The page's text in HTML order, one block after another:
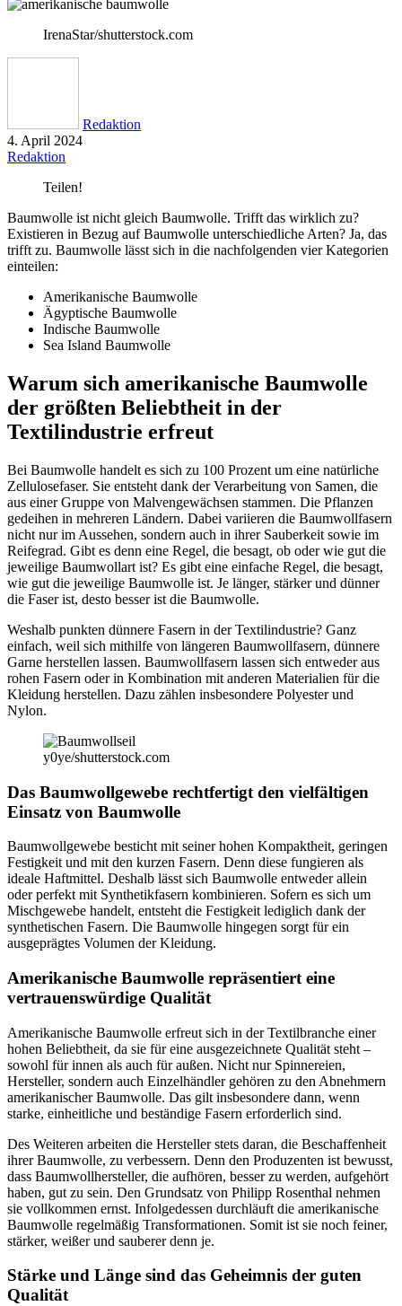
IrenaStar/shutterstock.com
Redaktion
4. April 2024
Redaktion
Teilen!
Baumwolle ist nicht gleich Baumwolle. Trifft das wirklich zu?
Existieren in Bezug auf Baumwolle unterschiedliche Arten? Ja, das
trifft zu. Baumwolle lässt sich in die nachfolgenden vier Kategorien
einteilen:
Amerikanische Baumwolle
Ägyptische Baumwolle
Indische Baumwolle
Sea Island Baumwolle
Warum sich amerikanische Baumwolle
der größten Beliebtheit in der
Textilindustrie erfreut
Bei Baumwolle handelt es sich zu 100 Prozent um eine natürliche
Zellulosefaser. Sie entsteht dank der Verarbeitung von Samen, die
aus einer Gruppe von Malvengewächsen stammen. Die Pflanzen
gedeihen in mehreren Ländern. Dabei variieren die Baumwollfasern
nicht nur im Aussehen, sondern auch in ihrer Sauberkeit sowie im
Reifegrad. Gibt es denn eine Regel, die besagt, ob oder wie gut die
jeweilige Baumwollart ist? Es gibt eine einfache Regel, die besagt,
wie gut die jeweilige Baumwolle ist. Je länger, stärker und dünner
die Faser ist, desto besser ist die Baumwolle.
Weshalb punkten dünnere Fasern in der Textilindustrie? Ganz
einfach, weil sich mithilfe von längeren Baumwollfasern, dünnere
Garne herstellen lassen. Baumwollfasern lassen sich entweder aus
rohen Fasern oder in Kombination mit anderen Materialien für die
Kleidung herstellen. Dazu zählen insbesondere Polyester und
Nylon.
y0ye/shutterstock.com
Das Baumwollgewebe rechtfertigt den vielfältigen
Einsatz von Baumwolle
Baumwollgewebe besticht mit seiner hohen Kompaktheit, geringen
Festigkeit und mit den kurzen Fasern. Denn diese fungieren als
ideale Haftmittel. Deshalb lässt sich Baumwolle entweder allein
oder perfekt mit Synthetikfasern kombinieren. Sofern es sich um
Mischgewebe handelt, entsteht die Festigkeit lediglich dank der
synthetischen Fasern. Die Baumwolle hingegen sorgt für ein
ausgeprägtes Volumen der Kleidung.
Amerikanische Baumwolle repräsentiert eine
vertrauenswürdige Qualität
Amerikanische Baumwolle erfreut sich in der Textilbranche einer
hohen Beliebtheit, da sie für eine ausgezeichnete Qualität steht –
sowohl für innen als auch für außen. Nicht nur Spinnereien,
Hersteller, sondern auch Einzelhändler gehören zu den Abnehmern
amerikanischer Baumwolle. Das gilt insbesondere dann, wenn
starke, einheitliche und beständige Fasern erforderlich sind.
Des Weiteren arbeiten die Hersteller stets daran, die Beschaffenheit
ihrer Baumwolle, zu verbessern. Denn den Produzenten ist bewusst,
dass Baumwollhersteller, die aufhören, besser zu werden, aufgehört
haben, gut zu sein. Den Grundsatz von Philipp Rosenthal nehmen
sie vollkommen ernst. Infolgedessen durchläuft die amerikanische
Baumwolle regelmäßig Transformationen. Somit ist sie noch feiner,
stärker, weißer und sauberer denn je.
Stärke und Länge sind das Geheimnis der guten
Qualität